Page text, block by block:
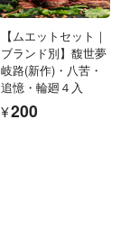
【ムエットセット｜
ブランド別】馥世夢
岐路(新作)・八苦・
追憶・輪廻４入
¥200